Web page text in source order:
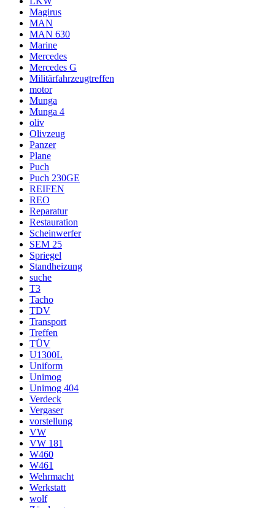
Magirus
MAN
MAN 630
Marine
Mercedes
Mercedes G
Militärfahrzeugtreffen
motor
Munga
Munga 4
oliv
Olivzeug
Panzer
Plane
Puch
Puch 230GE
REIFEN
REO
Reparatur
Restauration
Scheinwerfer
SEM 25
Spriegel
Standheizung
suche
T3
Tacho
TDV
Transport
Treffen
TÜV
U1300L
Uniform
Unimog
Unimog 404
Verdeck
Vergaser
vorstellung
VW
VW 181
W460
W461
Wehrmacht
Werkstatt
wolf